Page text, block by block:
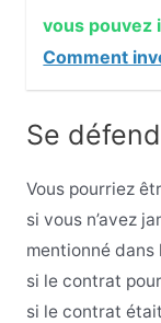
vous pouvez
Comment
Se
Vous pourriez
si vous n’avez
mentionné
si le contrat
si le contrat